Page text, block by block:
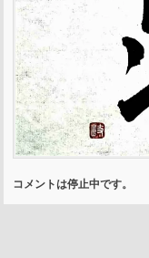
コメントは停止中です。